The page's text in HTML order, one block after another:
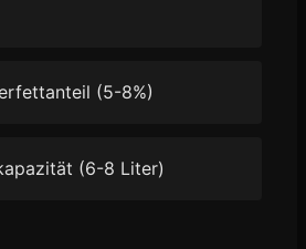
(5-8%)
(6-8 Liter)